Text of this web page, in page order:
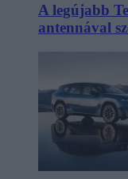
A legújabb
antennával